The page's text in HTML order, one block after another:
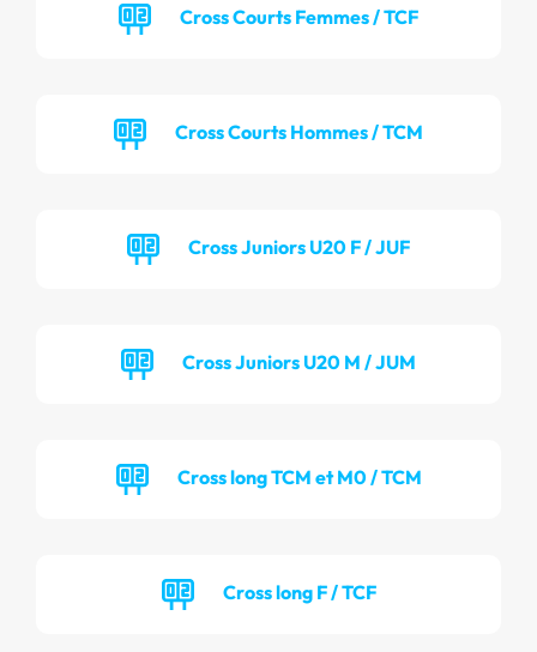
Cross Courts Femmes / TCF
Cross Courts Hommes / TCM
Cross Juniors U20 F / JUF
Cross Juniors U20 M / JUM
Cross long TCM et M0 / TCM
Cross long F / TCF